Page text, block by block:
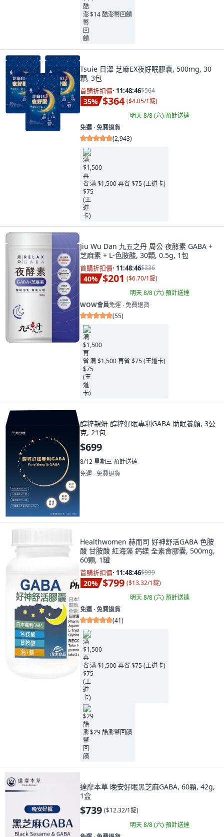
$14 酷澎幣回饋
Tsuie 日濢 芝麻EX夜好眠膠囊, 500mg, 30
顆, 3包
首購折扣價· 11:48:45$564
35% $364 ($4.05/1錠)
明天 8/8 (六)預計送達
免運 ∙ 免費退貨
(2,943)
满 $1,500 再省 $75 (王道卡)
Jiu Wu Dan 九五之丹 周公 夜酵素 GABA +
芝麻素 + L-色胺酸, 30顆, 0.5g, 1包
首購折扣價· 11:48:45$336
40% $201 ($6.70/1錠)
明天 8/8 (六)預計送達
WOW會員免運 ∙ 免費退貨
(55)
满 $1,500 再省 $75 (王道卡)
醇粹親妍 醇粹好眠專利GABA 助眠養顏, 3公
克, 21包
$699
8/12 星期三預計送達
免運 ∙ 免費退貨
Healthwomen 赫而司 好神舒活GABA 色胺
酸 甘胺酸 紅海藻 鈣鎂 全素食膠囊, 500mg,
60顆, 1罐
首購折扣價· 11:48:45$999
20% $799 ($13.32/1錠)
明天 8/8 (六)預計送達
免運 ∙ 免費退貨
(41)
满 $1,500 再省 $75 (王道卡)
$29 酷澎幣回饋
達摩本草 晚安好眠黑芝麻GABA, 60顆, 42g,
1盒
$739 ($12.32/1錠)
明天 8/8 (六)預計送達